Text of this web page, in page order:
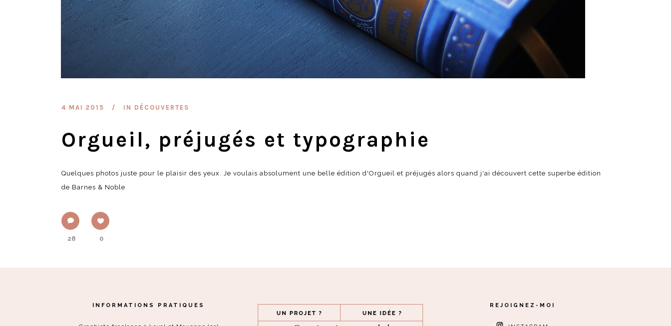
4 MAI 2015 IN DÉCOUVERTES
Orgueil, préjugés et typographie
Quelques photos juste pour le plaisir des yeux. Je voulais absolument une belle édition d'Orgueil et préjugés alors quand j'ai découvert cette superbe édition
de Barnes & Noble
28 0
INFORMATIONS PRATIQUES REJOIGNEZ-MOI